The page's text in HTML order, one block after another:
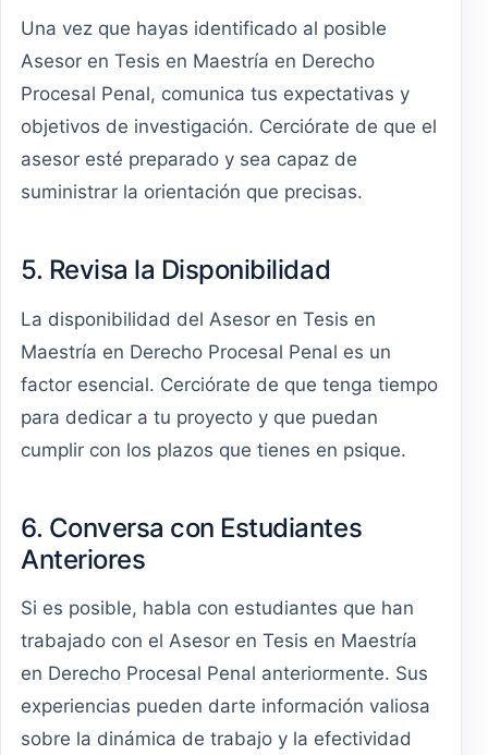
Una vez que hayas identificado al posible
Asesor en Tesis en Maestría en Derecho
Procesal Penal, comunica tus expectativas y
objetivos de investigación. Cerciórate de que el
asesor esté preparado y sea capaz de
suministrar la orientación que precisas.
5. Revisa la Disponibilidad
La disponibilidad del Asesor en Tesis en
Maestría en Derecho Procesal Penal es un
factor esencial. Cerciórate de que tenga tiempo
para dedicar a tu proyecto y que puedan
cumplir con los plazos que tienes en psique.
6. Conversa con Estudiantes
Anteriores
Si es posible, habla con estudiantes que han
trabajado con el Asesor en Tesis en Maestría
en Derecho Procesal Penal anteriormente. Sus
experiencias pueden darte información valiosa
sobre la dinámica de trabajo y la efectividad